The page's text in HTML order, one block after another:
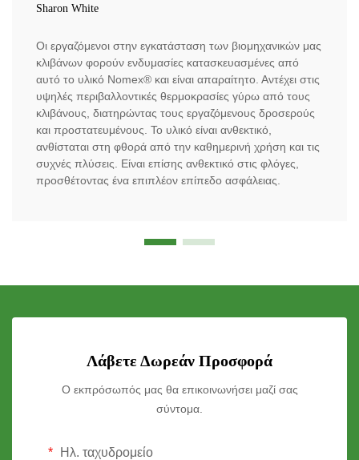
Sharon White
Οι εργαζόμενοι στην εγκατάσταση των βιομηχανικών μας
κλιβάνων φορούν ενδυμασίες κατασκευασμένες από
αυτό το υλικό Nomex® και είναι απαραίτητο. Αντέχει στις
υψηλές περιβαλλοντικές θερμοκρασίες γύρω από τους
κλιβάνους, διατηρώντας τους εργαζόμενους δροσερούς
και προστατευμένους. Το υλικό είναι ανθεκτικό,
ανθίσταται στη φθορά από την καθημερινή χρήση και τις
συχνές πλύσεις. Είναι επίσης ανθεκτικό στις φλόγες,
προσθέτοντας ένα επιπλέον επίπεδο ασφάλειας.
Λάβετε Δωρεάν Προσφορά
Ο εκπρόσωπός μας θα επικοινωνήσει μαζί σας
σύντομα.
Ηλ. ταχυδρομείο